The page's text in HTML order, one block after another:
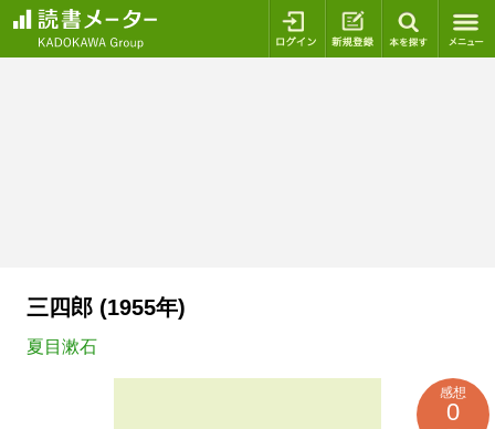
ログイン 新規登録
三四郎 (1955年)
夏目漱石
感想
0